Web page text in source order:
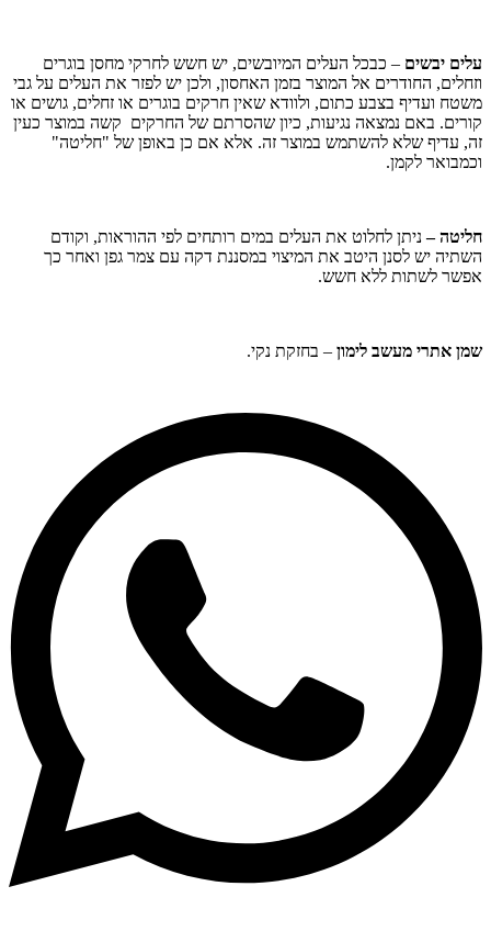
עלים יבשים – כבכל העלים המיובשים, יש חשש לחרקי מחסן בוגרים
וזחלים, החודרים אל המוצר בזמן האחסון, ולכן יש לפזר את העלים על גבי
משטח ועדיף בצבע כתום, ולוודא שאין חרקים בוגרים או זחלים, גושים או
קורים. באם נמצאה נגיעות, כיון שהסרתם של החרקים קשה במוצר כעין
זה, עדיף שלא להשתמש במוצר זה. אלא אם כן באופן של "חליטה"
וכמבואר לקמן.
חליטה –ניתן לחלוט את העלים במים רותחים לפי ההוראות, וקודם
השתיה יש לסנן היטב את המיצוי במסננת דקה עם צמר גפן ואחר כך
אפשר לשתות ללא חשש.
שמן אתרי מעשב לימון – בחזקת נקי.